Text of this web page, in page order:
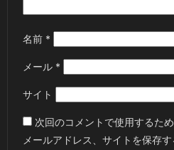
名前 *
メール *
サイト
次回のコメントで使用するた
メールアドレス、サイトを保存す